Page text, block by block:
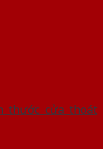
thước cửa thoát